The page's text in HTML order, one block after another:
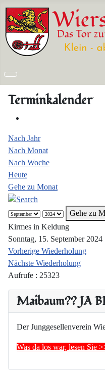
Maibaum?? JA
Der Junggesellenverein
Was da los war, lesen Sie
Terminkalender
Nach Jahr
Nach Monat
Nach Woche
Heute
Gehe zu Monat
Gehe zu
Kirmes in Keldung
Sonntag, 15. September 2024
Vorherige Wiederholung
Nächste Wiederholung
Aufrufe : 25323